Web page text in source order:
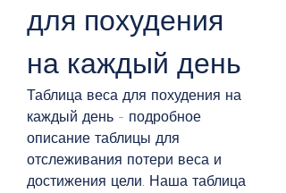
для похудения
на каждый день
Таблица веса для похудения на
каждый день - подробное
описание таблицы для
отслеживания потери веса и
достижения цели. Наша таблица